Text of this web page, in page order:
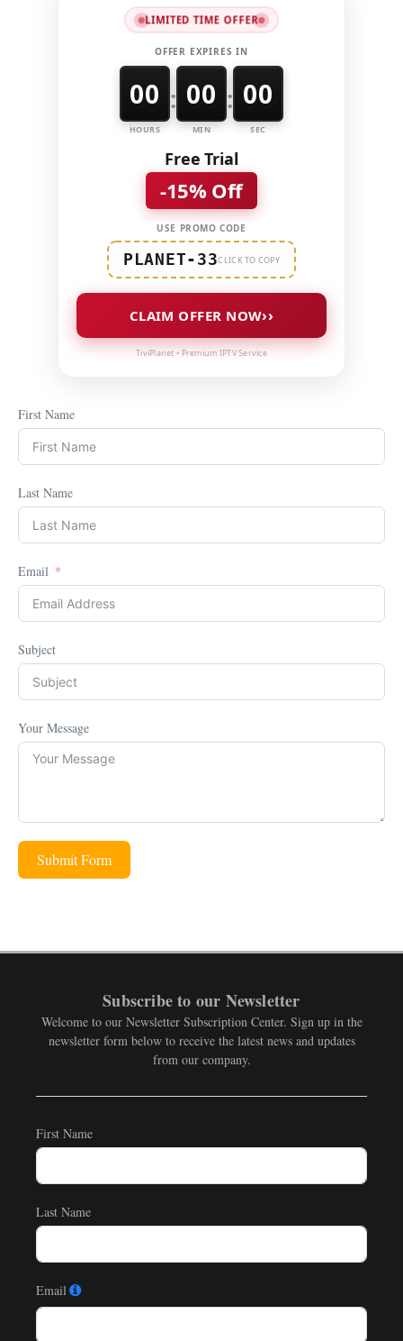
LIMITED TIME OFFER
OFFER EXPIRES IN
00
HOURS
: 00
MIN
: 00
SEC
Free Trial
-15% Off
USE PROMO CODE
PLANET-33CLICK TO COPY
CLAIM OFFER NOW››
TiviPlanet • Premium IPTV Service
First Name
Last Name
Email
Subject
Your Message
Submit Form
Subscribe to our Newsletter
Welcome to our Newsletter Subscription Center. Sign up in the
newsletter form below to receive the latest news and updates
from our company.
First Name
Last Name
Email